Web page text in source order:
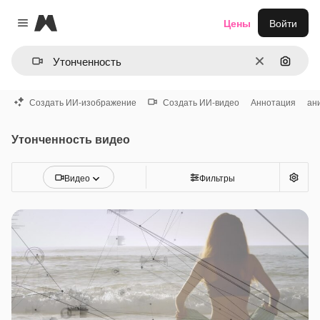
Close menu
Magnific
ОчиститьПоиск
Цены Войти
Создать ИИ-изображение Создать ИИ-видео Аннотация
Утонченность видео
Видео Фильтры